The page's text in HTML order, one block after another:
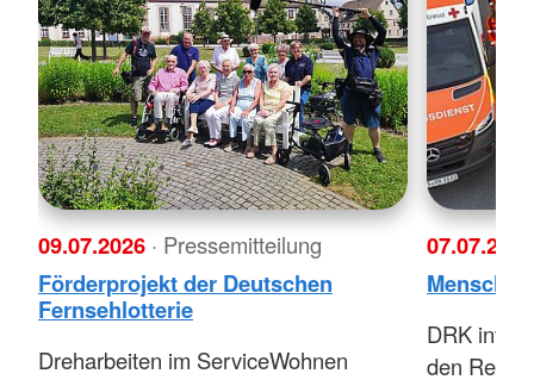
09.07.2026 · Pressemitteilung
Förderprojekt der Deutschen
Fernsehlotterie
Dreharbeiten im ServiceWohnen
DRK
den